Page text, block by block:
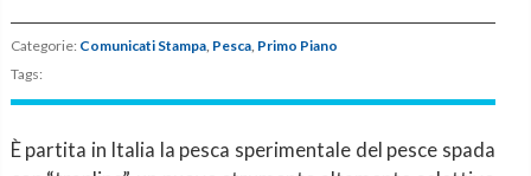
Categorie: Comunicati Stampa, Pesca, Primo Piano
Tags:
È partita in Italia la pesca sperimentale del pesce spada